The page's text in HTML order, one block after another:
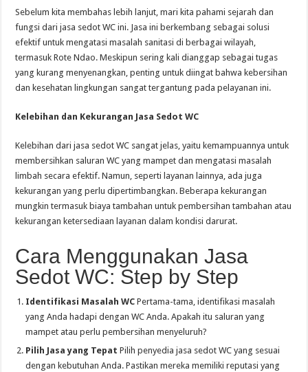
Sebelum kita membahas lebih lanjut, mari kita pahami sejarah dan
fungsi dari jasa sedot WC ini. Jasa ini berkembang sebagai solusi
efektif untuk mengatasi masalah sanitasi di berbagai wilayah,
termasuk Rote Ndao. Meskipun sering kali dianggap sebagai tugas
yang kurang menyenangkan, penting untuk diingat bahwa kebersihan
dan kesehatan lingkungan sangat tergantung pada pelayanan ini.
Kelebihan dan Kekurangan Jasa Sedot WC
Kelebihan dari jasa sedot WC sangat jelas, yaitu kemampuannya untuk
membersihkan saluran WC yang mampet dan mengatasi masalah
limbah secara efektif. Namun, seperti layanan lainnya, ada juga
kekurangan yang perlu dipertimbangkan. Beberapa kekurangan
mungkin termasuk biaya tambahan untuk pembersihan tambahan atau
kekurangan ketersediaan layanan dalam kondisi darurat.
Cara Menggunakan Jasa
Sedot WC: Step by Step
Identifikasi Masalah WC Pertama-tama, identifikasi masalah
yang Anda hadapi dengan WC Anda. Apakah itu saluran yang
mampet atau perlu pembersihan menyeluruh?
Pilih Jasa yang Tepat Pilih penyedia jasa sedot WC yang sesuai
dengan kebutuhan Anda. Pastikan mereka memiliki reputasi yang